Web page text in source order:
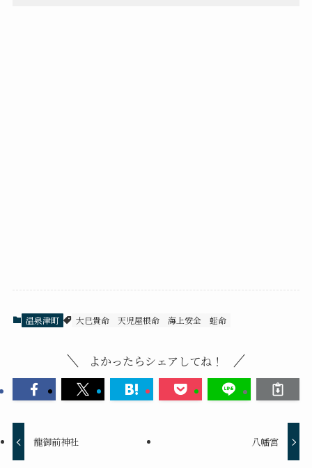
温泉津町 大巳貴命 天児屋根命 海上安全 蛭命
よかったらシェアしてね！
龍御前神社 八幡宮